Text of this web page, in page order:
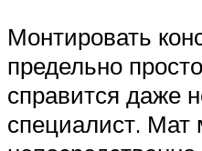
Монтировать
предельно
справится даже
специалист. Мат